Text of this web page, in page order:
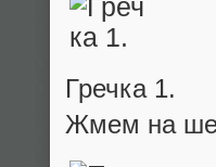
Гречка 1.
Жмем на